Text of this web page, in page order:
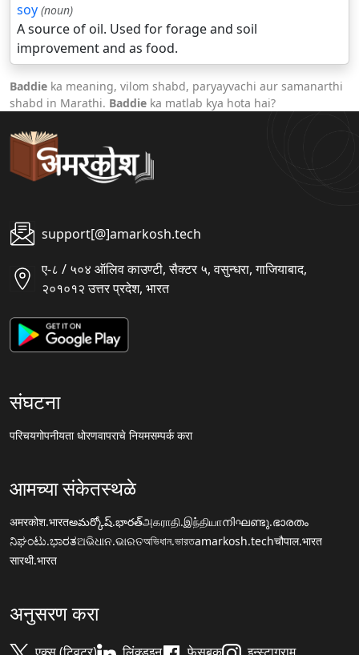
soy (noun)
A source of oil. Used for forage and soil
improvement and as food.
Baddie ka meaning, vilom shabd, paryayvachi aur samanarthi
shabd in Marathi. Baddie ka matlab kya hota hai?
support[@]amarkosh.tech
ए-८ / ५०४ ऑलिव काउण्टी, सैक्टर ५, वसुन्धरा, गाजियाबाद,
२०१०१२ उत्तर प्रदेश, भारत
संघटना
परिचयगोपनीयता धोरणवापराचे नियमसम्पर्क करा
आमच्या संकेतस्थळे
अमरकोश.भारतఅమర్కోష్.భారత్அகராதி.இந்தியாനിഘണ്ടു.ഭാരതം
ನಿಘಂಟು.ಭಾರತଅଭିଧାନ.ଭାରତঅভিধান.ভারতamarkosh.techचौपाल.भारत
सारथी.भारत
अनुसरण करा